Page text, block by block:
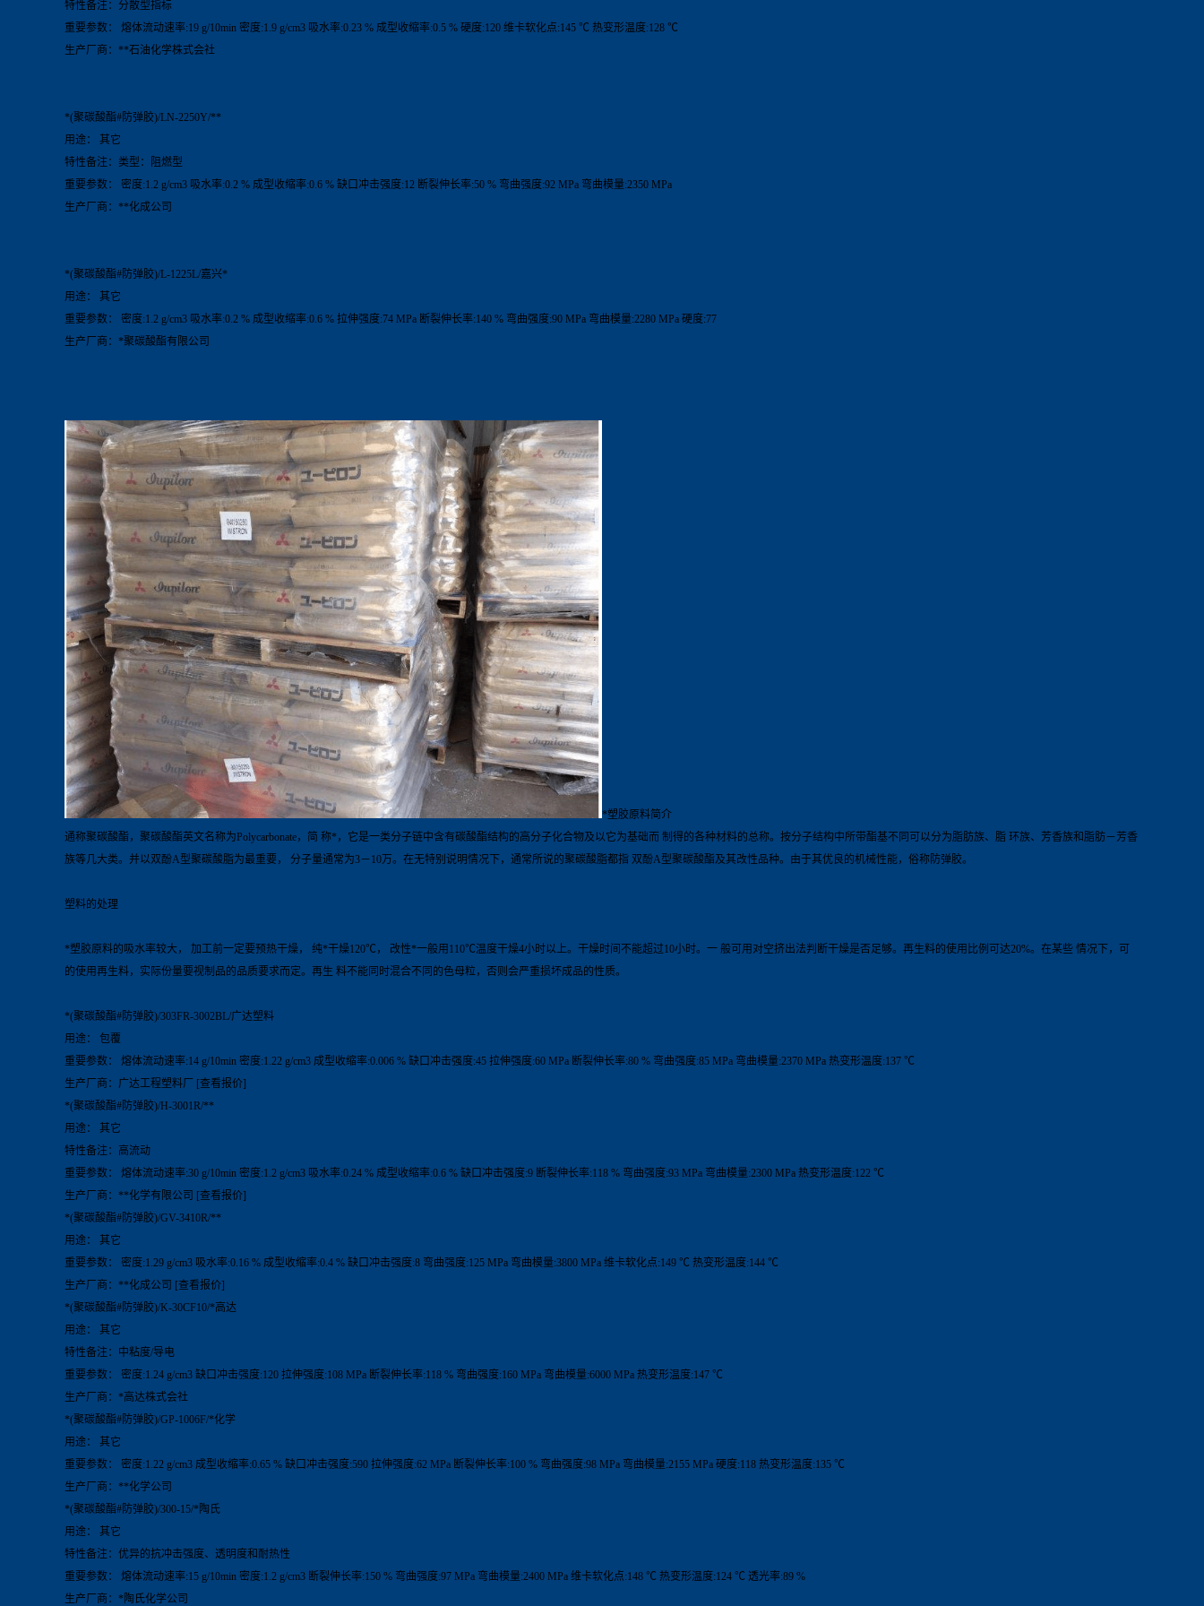
特性备注：分散型指标
重要参数： 熔体流动速率:19 g/10min 密度:1.9 g/cm3 吸水率:0.23 % 成型收缩率:0.5 % 硬度:120 维卡软化点:145 ℃ 热变形温度:128 ℃
生产厂商：**石油化学株式会社
*(聚碳酸酯#防弹胶)/LN-2250Y/**
用途： 其它
特性备注：类型：阻燃型
重要参数： 密度:1.2 g/cm3 吸水率:0.2 % 成型收缩率:0.6 % 缺口冲击强度:12 断裂伸长率:50 % 弯曲强度:92 MPa 弯曲模量:2350 MPa
生产厂商：**化成公司
*(聚碳酸酯#防弹胶)/L-1225L/嘉兴*
用途： 其它
重要参数： 密度:1.2 g/cm3 吸水率:0.2 % 成型收缩率:0.6 % 拉伸强度:74 MPa 断裂伸长率:140 % 弯曲强度:90 MPa 弯曲模量:2280 MPa 硬度:77
生产厂商：*聚碳酸酯有限公司
*塑胶原料简介
通称聚碳酸酯，聚碳酸酯英文名称为Polycarbonate，简 称*，它是一类分子链中含有碳酸酯结构的高分子化合物及以它为基础而 制得的各种材料的总称。按分子结构中所带酯基不同可以分为脂肪族、脂 环族、芳香族和脂肪－芳香
族等几大类。并以双酚A型聚碳酸脂为最重要， 分子量通常为3－10万。在无特别说明情况下，通常所说的聚碳酸脂都指 双酚A型聚碳酸酯及其改性品种。由于其优良的机械性能，俗称防弹胶。
塑料的处理
*塑胶原料的吸水率较大， 加工前一定要预热干燥， 纯*干燥120℃， 改性*一般用110℃温度干燥4小时以上。干燥时间不能超过10小时。一 般可用对空挤出法判断干燥是否足够。再生料的使用比例可达20%。在某些 情况下，可
的使用再生料，实际份量要视制品的品质要求而定。再生 料不能同时混合不同的色母粒，否则会严重损坏成品的性质。
*(聚碳酸酯#防弹胶)/303FR-3002BL/广达塑料
用途： 包覆
重要参数： 熔体流动速率:14 g/10min 密度:1.22 g/cm3 成型收缩率:0.006 % 缺口冲击强度:45 拉伸强度:60 MPa 断裂伸长率:80 % 弯曲强度:85 MPa 弯曲模量:2370 MPa 热变形温度:137 ℃
生产厂商：广达工程塑料厂 [查看报价]
*(聚碳酸酯#防弹胶)/H-3001R/**
用途： 其它
特性备注：高流动
重要参数： 熔体流动速率:30 g/10min 密度:1.2 g/cm3 吸水率:0.24 % 成型收缩率:0.6 % 缺口冲击强度:9 断裂伸长率:118 % 弯曲强度:93 MPa 弯曲模量:2300 MPa 热变形温度:122 ℃
生产厂商：**化学有限公司 [查看报价]
*(聚碳酸酯#防弹胶)/GV-3410R/**
用途： 其它
重要参数： 密度:1.29 g/cm3 吸水率:0.16 % 成型收缩率:0.4 % 缺口冲击强度:8 弯曲强度:125 MPa 弯曲模量:3800 MPa 维卡软化点:149 ℃ 热变形温度:144 ℃
生产厂商：**化成公司 [查看报价]
*(聚碳酸酯#防弹胶)/K-30CF10/*高达
用途： 其它
特性备注：中粘度/导电
重要参数： 密度:1.24 g/cm3 缺口冲击强度:120 拉伸强度:108 MPa 断裂伸长率:118 % 弯曲强度:160 MPa 弯曲模量:6000 MPa 热变形温度:147 ℃
生产厂商：*高达株式会社
*(聚碳酸酯#防弹胶)/GP-1006F/*化学
用途： 其它
重要参数： 密度:1.22 g/cm3 成型收缩率:0.65 % 缺口冲击强度:590 拉伸强度:62 MPa 断裂伸长率:100 % 弯曲强度:98 MPa 弯曲模量:2155 MPa 硬度:118 热变形温度:135 ℃
生产厂商：**化学公司
*(聚碳酸酯#防弹胶)/300-15/*陶氏
用途： 其它
特性备注：优异的抗冲击强度、透明度和耐热性
重要参数： 熔体流动速率:15 g/10min 密度:1.2 g/cm3 断裂伸长率:150 % 弯曲强度:97 MPa 弯曲模量:2400 MPa 维卡软化点:148 ℃ 热变形温度:124 ℃ 透光率:89 %
生产厂商：*陶氏化学公司